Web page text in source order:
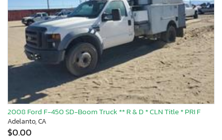
2008 Ford F-450 SD-Boom Truck ** R & D * CLN Title * PRI F
Adelanto, CA
$0.00